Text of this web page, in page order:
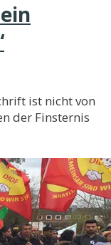
ist nicht von
der Finsternis